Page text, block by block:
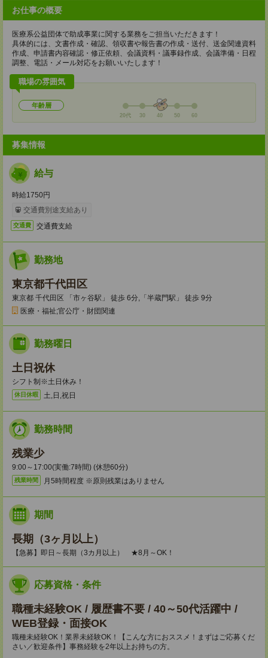
お仕事の概要
医療系公益団体で助成事業に関する業務をご担当いただきます！
具体的には、文書作成・確認、領収書や報告書の作成・送付、送金関連資料
作成、申請書内容確認・修正依頼、会議資料・議事録作成、会議準備・日程
調整、電話・メール対応をお願いいたします！
職場の雰囲気
年齢層
20代 30 40 50 60
募集情報
給与
時給1750円
交通費別途支給あり
交通費 交通費支給
勤務地
東京都千代田区
東京都 千代田区 「市ヶ谷駅」 徒歩 6分,「半蔵門駅」 徒歩 9分
医療・福祉;官公庁・財団関連
勤務曜日
土日祝休
シフト制※土日休み！
休日休暇 土,日,祝日
勤務時間
残業少
9:00～17:00(実働:7時間) (休憩60分)
残業時間 月5時間程度 ※原則残業はありません
期間
長期（3ヶ月以上）
【急募】即日～長期（3カ月以上） ★8月～OK！
応募資格・条件
職種未経験OK / 履歴書不要 / 40～50代活躍中 /
WEB登録・面接OK
職種未経験OK！業界未経験OK！【こんな方におススメ！まずはご応募くだ
さい／歓迎条件】事務経験を2年以上お持ちの方。